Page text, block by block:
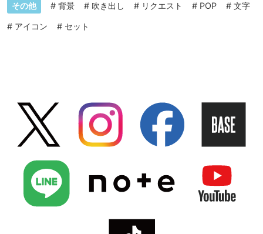
その他 # 背景 # 吹き出し # リクエスト # POP # 文字
# アイコン # セット